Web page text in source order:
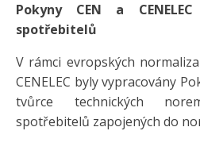
Pokyny CEN a
spotřebitelů
V rámci evropských
CENELEC byly vypracovány
tvůrce technických
spotřebitelů zapojených do